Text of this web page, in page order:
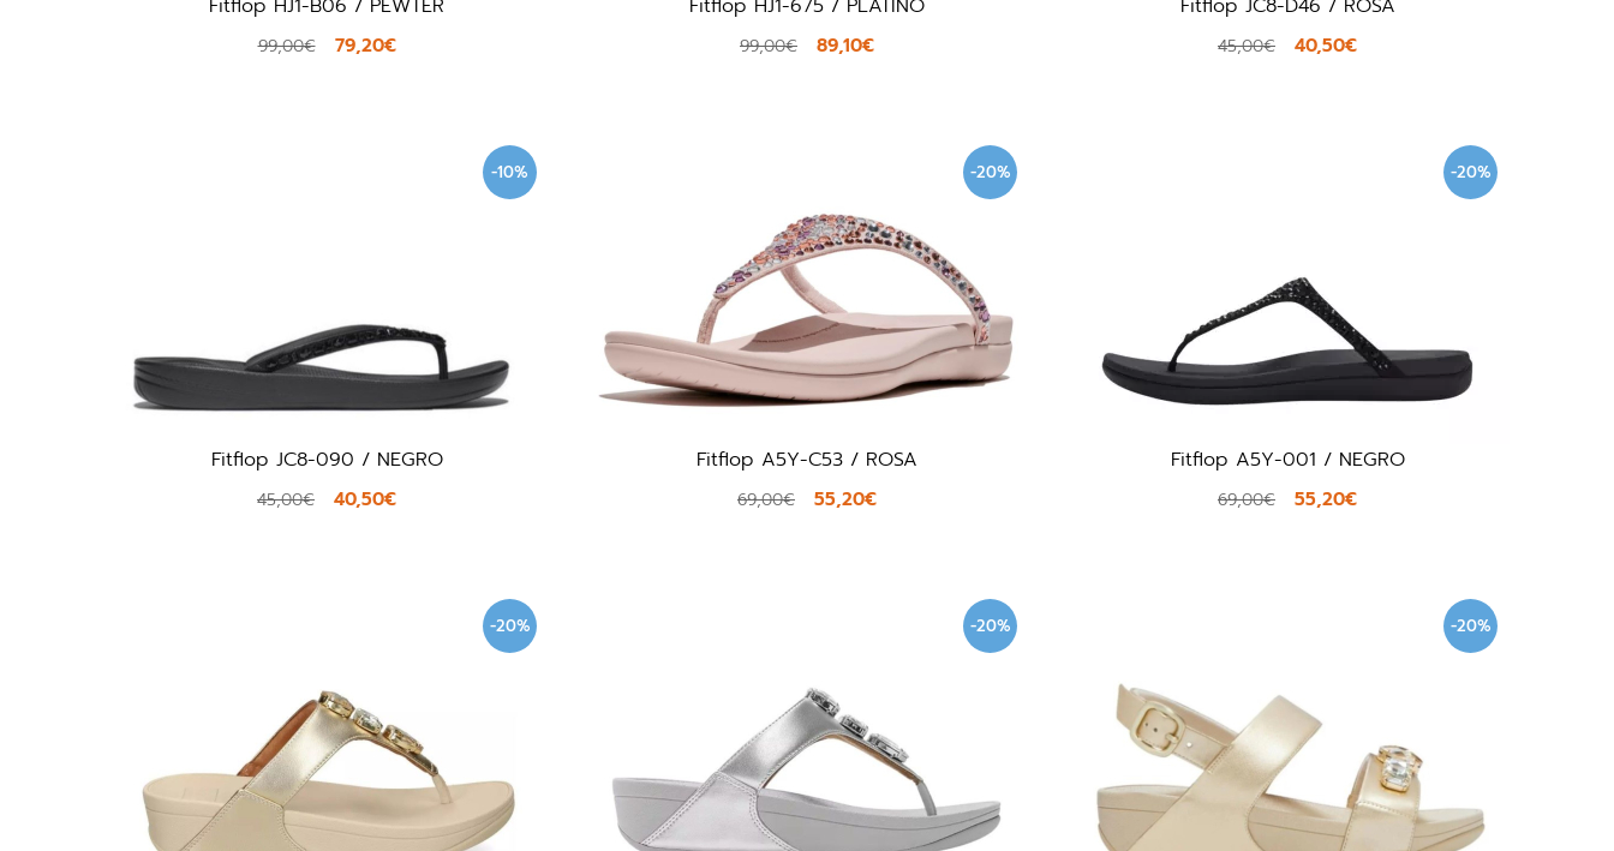
Fitflop HJ1-B06 / PEWTER
99,00€ 79,20€
Fitflop HJ1-675 / PLATINO
99,00€ 89,10€
Fitflop JC8-D46 / ROSA
45,00€ 40,50€
-10%
Fitflop JC8-090 / NEGRO
45,00€ 40,50€
-20%
Fitflop A5Y-C53 / ROSA
69,00€ 55,20€
-20%
Fitflop A5Y-001 / NEGRO
69,00€ 55,20€
-20% -20% -20%